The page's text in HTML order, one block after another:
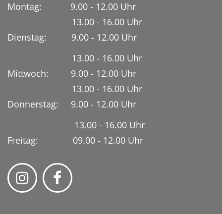
Montag: 9.00 - 12.00 Uhr
13.00 - 16.00 Uhr
Dienstag:
9.00 - 12.00 Uhr
13.00 - 16.00 Uhr
Mittwoch: 9.00 - 12.00 Uhr
13.00 - 16.00 Uhr
Donnerstag: 9.00 - 12.00 Uhr
13.00 - 16.00 Uhr
Freitag: 09.00 - 12.00 Uhr